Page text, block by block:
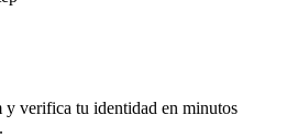
verifica tu identidad en minutos